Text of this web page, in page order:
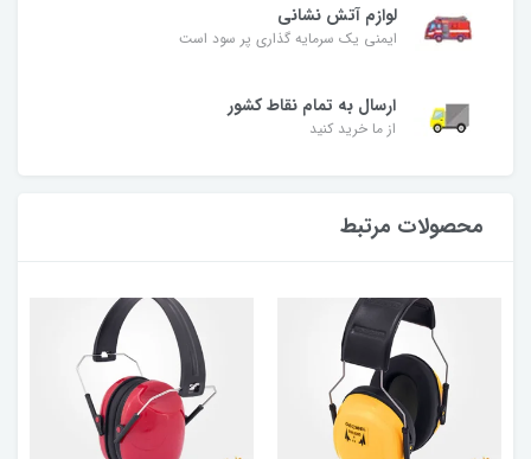
لوازم آتش نشانی
ایمنی یک سرمایه گذاری پر سود است
ارسال به تمام نقاط کشور
از ما خرید کنید
محصولات مرتبط